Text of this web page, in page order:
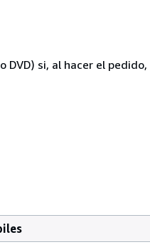
si, al hacer el pedido,